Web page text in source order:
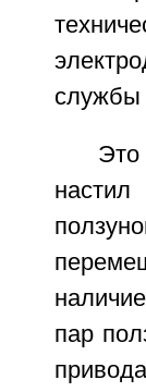
службы
пар